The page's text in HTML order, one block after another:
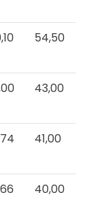
54,50
43,00
41,00
40,00